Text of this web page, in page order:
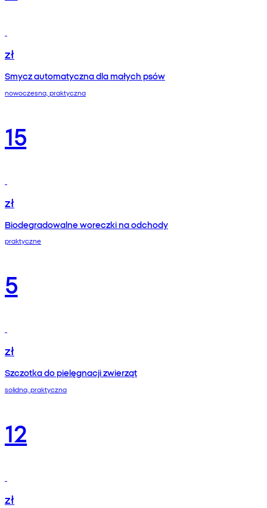
zł
Smycz automatyczna dla małych psów
nowoczesna, praktyczna
15
zł
Biodegradowalne woreczki na odchody
praktyczne
5
zł
Szczotka do pielęgnacji zwierząt
solidna, praktyczna
12
zł